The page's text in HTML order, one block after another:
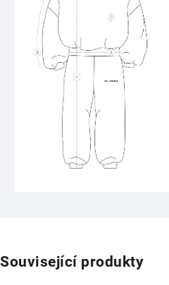
Související produkty